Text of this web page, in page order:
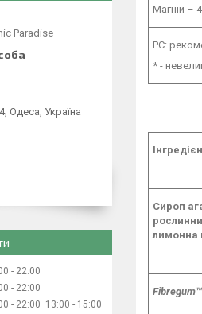
Магній –
РС:
* -
Сироп
лимонна
Paradise
Одеса, Україна
22:00
22:00
22:00 13:00
15:00